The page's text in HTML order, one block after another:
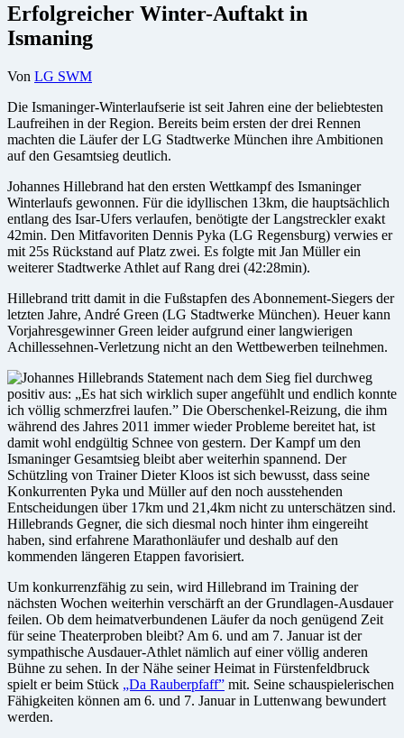
Erfolgreicher Winter-Auftakt in
Ismaning
Von LG SWM
Die Ismaninger-Winterlaufserie ist seit Jahren eine der beliebtesten
Laufreihen in der Region. Bereits beim ersten der drei Rennen
machten die Läufer der LG Stadtwerke München ihre Ambitionen
auf den Gesamtsieg deutlich.
Johannes Hillebrand hat den ersten Wettkampf des Ismaninger
Winterlaufs gewonnen. Für die idyllischen 13km, die hauptsächlich
entlang des Isar-Ufers verlaufen, benötigte der Langstreckler exakt
42min. Den Mitfavoriten Dennis Pyka (LG Regensburg) verwies er
mit 25s Rückstand auf Platz zwei. Es folgte mit Jan Müller ein
weiterer Stadtwerke Athlet auf Rang drei (42:28min).
Hillebrand tritt damit in die Fußstapfen des Abonnement-Siegers der
letzten Jahre, André Green (LG Stadtwerke München). Heuer kann
Vorjahresgewinner Green leider aufgrund einer langwierigen
Achillessehnen-Verletzung nicht an den Wettbewerben teilnehmen.
Johannes Hillebrands Statement nach dem Sieg fiel durchweg
positiv aus: „Es hat sich wirklich super angefühlt und endlich konnte
ich völlig schmerzfrei laufen.” Die Oberschenkel-Reizung, die ihm
während des Jahres 2011 immer wieder Probleme bereitet hat, ist
damit wohl endgültig Schnee von gestern. Der Kampf um den
Ismaninger Gesamtsieg bleibt aber weiterhin spannend. Der
Schützling von Trainer Dieter Kloos ist sich bewusst, dass seine
Konkurrenten Pyka und Müller auf den noch ausstehenden
Entscheidungen über 17km und 21,4km nicht zu unterschätzen sind.
Hillebrands Gegner, die sich diesmal noch hinter ihm eingereiht
haben, sind erfahrene Marathonläufer und deshalb auf den
kommenden längeren Etappen favorisiert.
Um konkurrenzfähig zu sein, wird Hillebrand im Training der
nächsten Wochen weiterhin verschärft an der Grundlagen-Ausdauer
feilen. Ob dem heimatverbundenen Läufer da noch genügend Zeit
für seine Theaterproben bleibt? Am 6. und am 7. Januar ist der
sympathische Ausdauer-Athlet nämlich auf einer völlig anderen
Bühne zu sehen. In der Nähe seiner Heimat in Fürstenfeldbruck
spielt er beim Stück „Da Rauberpfaff” mit. Seine schauspielerischen
Fähigkeiten können am 6. und 7. Januar in Luttenwang bewundert
werden.